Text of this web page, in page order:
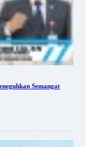
Semangat